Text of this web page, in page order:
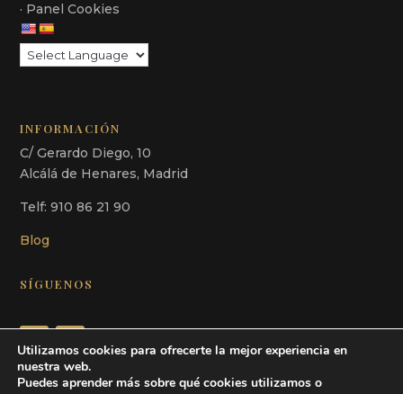
· Panel Cookies
INFORMACIÓN
C/ Gerardo Diego, 10
Alcálá de Henares, Madrid
Telf: 910 86 21 90
Blog
SÍGUENOS
Utilizamos cookies para ofrecerte la mejor experiencia en
nuestra web.
Puedes aprender más sobre qué cookies utilizamos o